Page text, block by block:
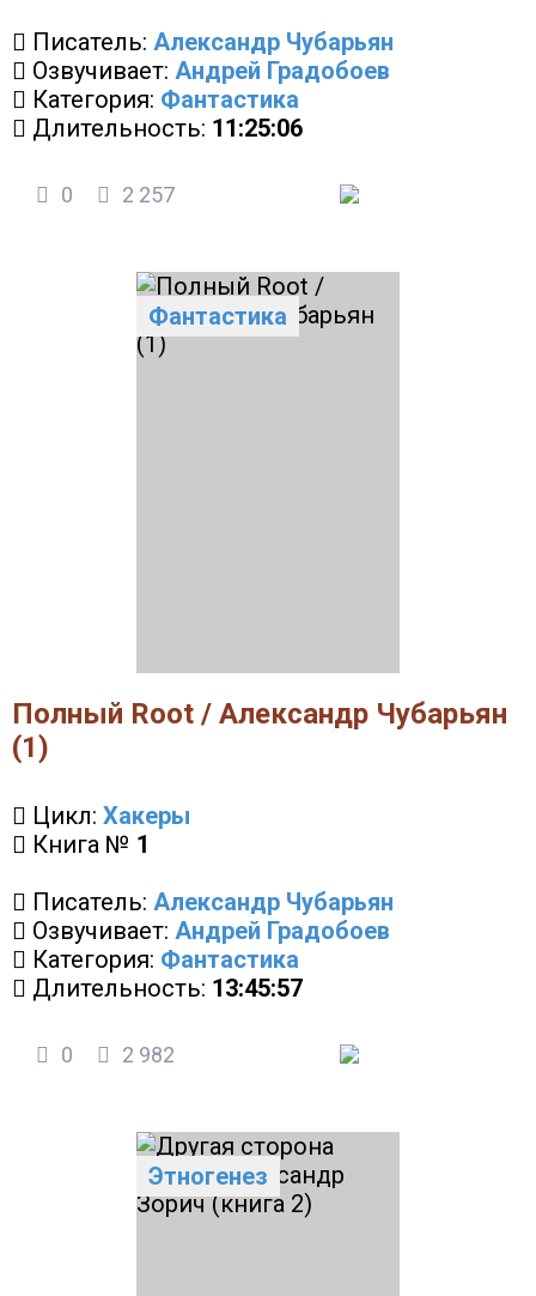
Писатель: Александр Чубарьян
Озвучивает: Андрей Градобоев
Категория: Фантастика
Длительность: 11:25:06
0 2 257
Фантастика
Полный Root / Александр Чубарьян
(1)
Цикл: Хакеры
Книга № 1
Писатель: Александр Чубарьян
Озвучивает: Андрей Градобоев
Категория: Фантастика
Длительность: 13:45:57
0 2 982
Этногенез